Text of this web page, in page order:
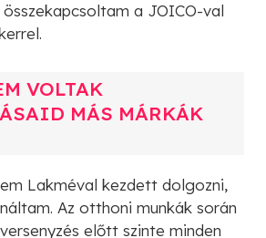
a JOICO-val
VOLTAK
MÁS MÁRKÁK
Lakméval kezdett dolgozni,
Az otthoni munkák során
előtt szinte minden